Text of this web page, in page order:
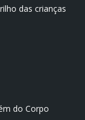
das crianças
do Corpo